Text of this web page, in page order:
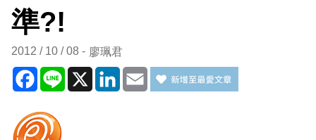
準?!
2012 / 10 / 08 廖珮君
Facebook
Line X LinkedIn
Email